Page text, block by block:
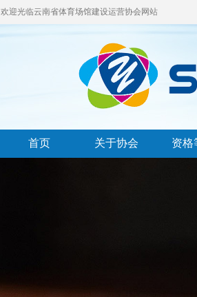
欢迎光临云南省体育场馆建设运营协会网站
首页 关于协会 资格